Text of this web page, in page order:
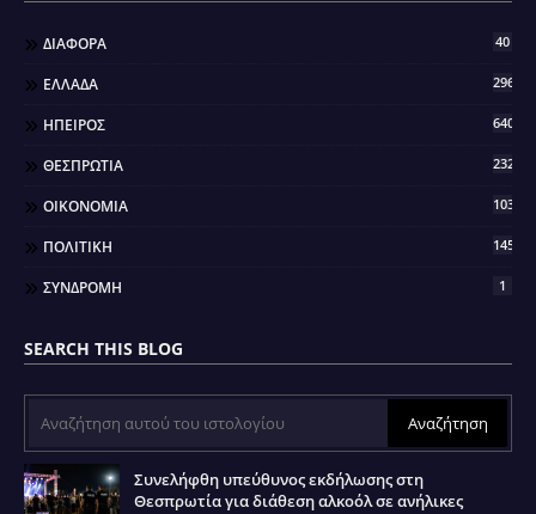
ΔΙΑΦΟΡΑ 40
ΕΛΛΑΔΑ 296
ΗΠΕΙΡΟΣ 640
ΘΕΣΠΡΩΤΙΑ 2321
ΟΙΚΟΝΟΜΙΑ 103
ΠΟΛΙΤΙΚΗ 145
ΣΥΝΔΡΟΜΗ 1
SEARCH THIS BLOG
Συνελήφθη υπεύθυνος εκδήλωσης στη
Θεσπρωτία για διάθεση αλκοόλ σε ανήλικες